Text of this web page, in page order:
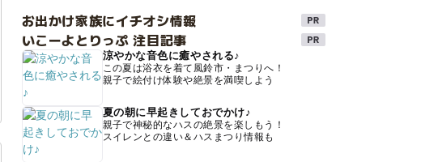
お出かけ家族にイチオシ情報
いこーよとりっぷ 注目記事
涼やかな音色に癒やされる♪
この夏は浴衣を着て風鈴市・まつりへ！
親子で絵付け体験や絶景を満喫しよう
夏の朝に早起きしておでかけ♪
親子で神秘的なハスの絶景を楽しもう！
スイレンとの違い＆ハスまつり情報も